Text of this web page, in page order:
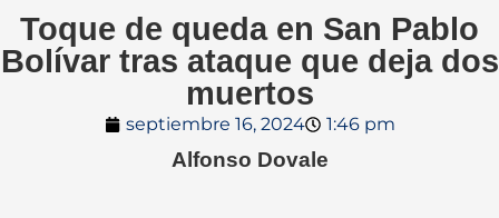
Toque de queda en San Pablo
Bolívar tras ataque que deja dos
muertos
septiembre 16, 2024 1:46 pm
Alfonso Dovale